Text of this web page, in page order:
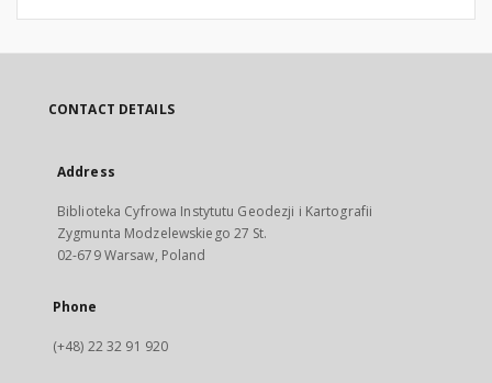
CONTACT DETAILS
Address
Biblioteka Cyfrowa Instytutu Geodezji i Kartografii
Zygmunta Modzelewskiego 27 St.
02-679 Warsaw, Poland
Phone
(+48) 22 32 91 920